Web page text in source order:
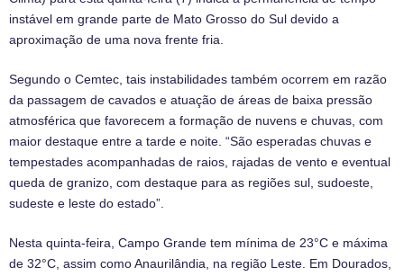
instável em grande parte de Mato Grosso do Sul devido a
aproximação de uma nova frente fria.
Segundo o Cemtec, tais instabilidades também ocorrem em razão
da passagem de cavados e atuação de áreas de baixa pressão
atmosférica que favorecem a formação de nuvens e chuvas, com
maior destaque entre a tarde e noite. “São esperadas chuvas e
tempestades acompanhadas de raios, rajadas de vento e eventual
queda de granizo, com destaque para as regiões sul, sudoeste,
sudeste e leste do estado”.
Nesta quinta-feira, Campo Grande tem mínima de 23°C e máxima
de 32°C, assim como Anaurilândia, na região Leste. Em Dourados,